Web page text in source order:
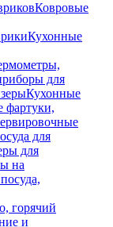
Ковровые
Кухонные
для
Кухонные
фартуки,
для
для
на
горячий
и